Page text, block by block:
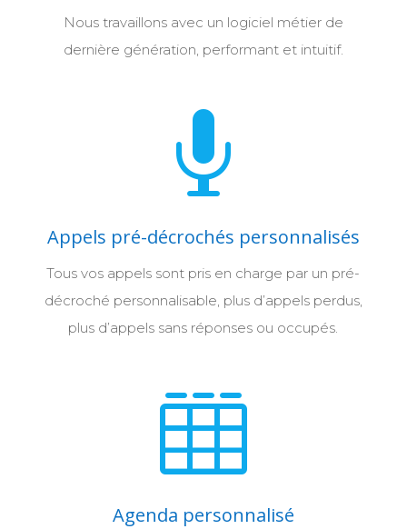
Nous travaillons avec un logiciel métier de
dernière génération, performant et intuitif.

Appels pré-décrochés personnalisés
Tous vos appels sont pris en charge par un pré-
décroché personnalisable, plus d’appels perdus,
plus d’appels sans réponses ou occupés.

Agenda personnalisé